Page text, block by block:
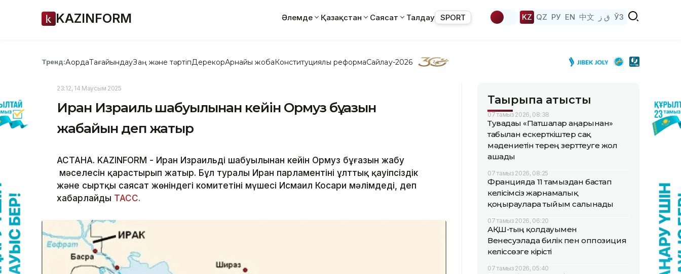
KAZINFORM Әлемде Қазақстан Саясат Талдау SPORT KZ QZ РУ EN 中文 ق ز ЎЗ
Тренд:АқордаТағайындауЗаң және тәртіпДерекқорАрнайы жобаКонституциялық реформаСайлау-2026
23:12, 14 Маусым 2025
Иран Израиль шабуылынан кейін Ормуз бұғазын
жабайын деп жатыр
АСТАНА. KAZINFORM - Иран Израильдің шабуылынан кейін Ормуз бұғазын жабу
мәселесін қарастырып жатыр. Бұл туралы Иран парламентінің ұлттық қауіпсіздік
және сыртқы саясат жөніндегі комитетінің мүшесі Исмаил Косари мәлімдеді, деп
хабарлайды ТАСС.
Тақырыпқа қатысты
07 тамыз 2026, 08:38
Тувадағы «Патшалар аңғарынан»
табылған ескерткіштер сақ
мәдениетін терең зерттеуге жол
ашады
07 тамыз 2026, 08:25
Францияда 11 тамыздан бастап
келісімсіз жарнамалық
қоңырауларға тыйым салынады
07 тамыз 2026, 06:20
АҚШ-тың қолдауымен
Венесуэлада билік пен оппозиция
келіссөзге кірісті
07 тамыз 2026, 05:40